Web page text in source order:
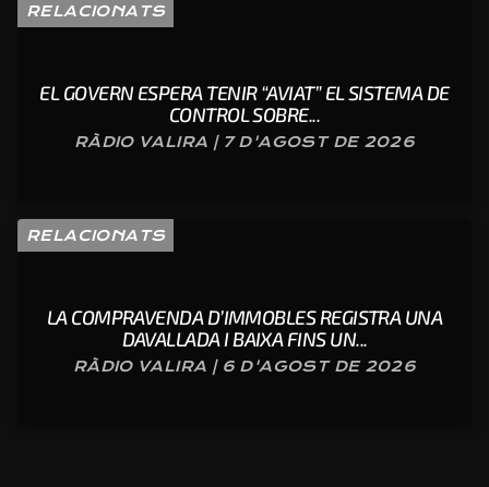
RELACIONATS
EL GOVERN ESPERA TENIR “AVIAT” EL SISTEMA DE
CONTROL SOBRE...
RÀDIO VALIRA | 7 D'AGOST DE 2026
RELACIONATS
LA COMPRAVENDA D’IMMOBLES REGISTRA UNA
DAVALLADA I BAIXA FINS UN...
RÀDIO VALIRA | 6 D'AGOST DE 2026